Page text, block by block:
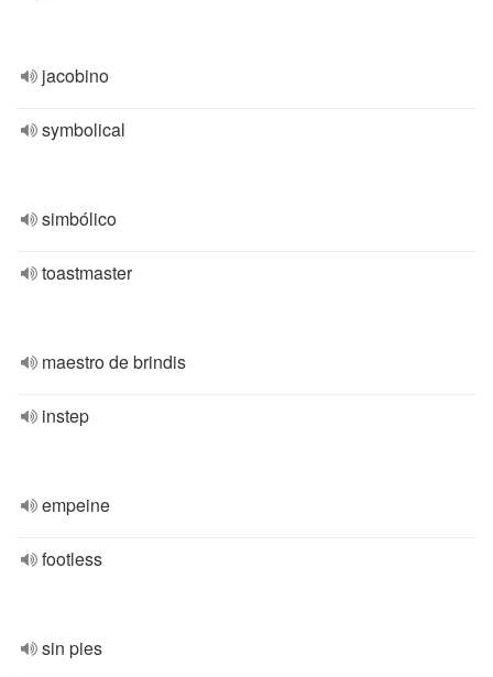
jacobino
symbolical
simbólico
toastmaster
maestro de brindis
instep
empeine
footless
sin pies